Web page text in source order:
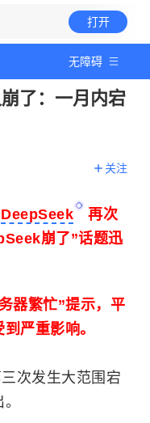
打开
无障碍
了：一月内宕
关注
DeepSeek
再次
崩了”话题迅
器繁忙”提示，平
严重影响。
次发生大范围宕